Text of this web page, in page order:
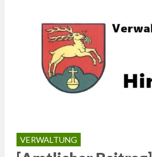
VERWALTUNG